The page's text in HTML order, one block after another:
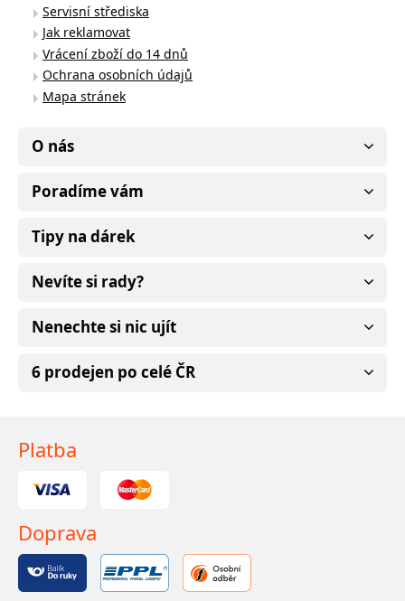
Servisní střediska
Jak reklamovat
Vrácení zboží do 14 dnů
Ochrana osobních údajů
Mapa stránek
O nás
Poradíme vám
Tipy na dárek
Nevíte si rady?
Nenechte si nic ujít
6 prodejen po celé ČR
Platba
Doprava